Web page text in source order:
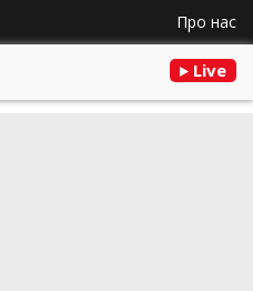
Про нас
Live